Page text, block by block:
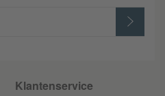
Klantenservice